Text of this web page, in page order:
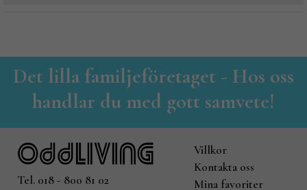
Det lilla familjeföretaget - Hos oss
handlar du med gott samvete!
Tel. 018 - 800 81 02
Villkor
Kontakta oss
Mina favoriter